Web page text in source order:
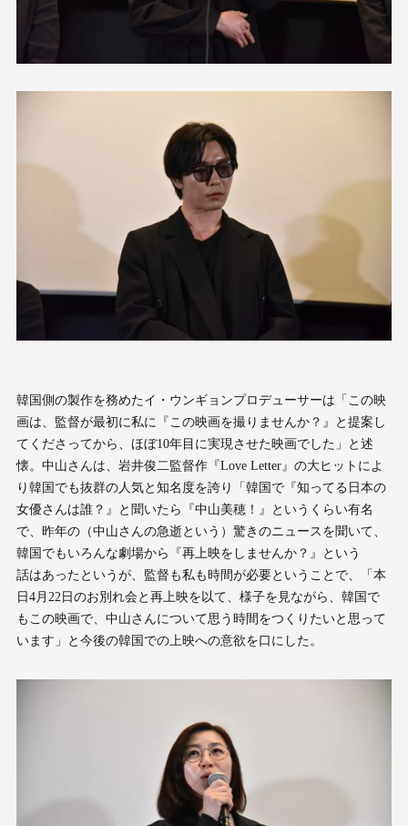
韓国側の製作を務めたイ・ウンギョンプロデューサーは「この映
画は、監督が最初に私に『この映画を撮りませんか？』と提案し
てくださってから、ほぼ10年目に実現させた映画でした」と述
懐。中山さんは、岩井俊二監督作『Love Letter』の大ヒットによ
り韓国でも抜群の人気と知名度を誇り「韓国で『知ってる日本の
女優さんは誰？』と聞いたら『中山美穂！』というくらい有名
で、昨年の（中山さんの急逝という）驚きのニュースを聞いて、
韓国でもいろんな劇場から『再上映をしませんか？』という
話はあったというが、監督も私も時間が必要ということで、「本
日4月22日のお別れ会と再上映を以て、様子を見ながら、韓国で
もこの映画で、中山さんについて思う時間をつくりたいと思って
います」と今後の韓国での上映への意欲を口にした。